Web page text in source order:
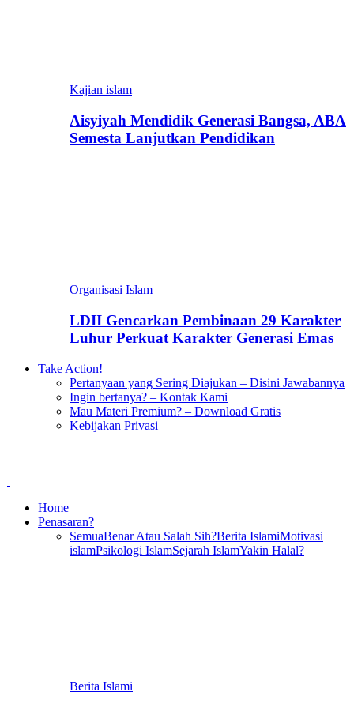
Kajian islam
Aisyiyah Mendidik Generasi Bangsa, ABA
Semesta Lanjutkan Pendidikan
Organisasi Islam
LDII Gencarkan Pembinaan 29 Karakter
Luhur Perkuat Karakter Generasi Emas
Take Action!
Pertanyaan yang Sering Diajukan – Disini Jawabannya
Ingin bertanya? – Kontak Kami
Mau Materi Premium? – Download Gratis
Kebijakan Privasi
Home
Penasaran?
SemuaBenar Atau Salah Sih?Berita IslamiMotivasi
islamPsikologi IslamSejarah IslamYakin Halal?
Berita Islami